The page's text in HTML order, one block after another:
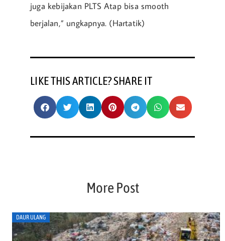
juga kebijakan PLTS Atap bisa smooth
berjalan,” ungkapnya. (Hartatik)
LIKE THIS ARTICLE? SHARE IT
More Post
DAUR ULANG